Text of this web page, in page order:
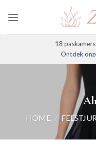
naar
18
Ontdek
HOME /